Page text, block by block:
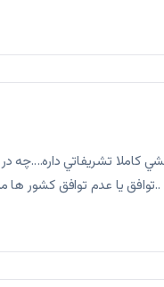
کاملا تشريفاتي داره….چه
يا عدم توافق کشور